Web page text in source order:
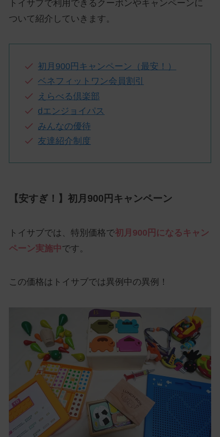
トイサブで利用できるクーポンやキャンペーンに
ついて紹介していきます。
初月900円キャンペーン（最安！）
ベネフィットワン会員割引
えらべる倶楽部
dエンジョイパス
みんなの優待
友達紹介制度
【安すぎ！】初月900円キャンペーン
トイサブでは、特別価格で初月900円になるキャン
ペーン実施中です。
この価格はトイサブでは異例中の異例！